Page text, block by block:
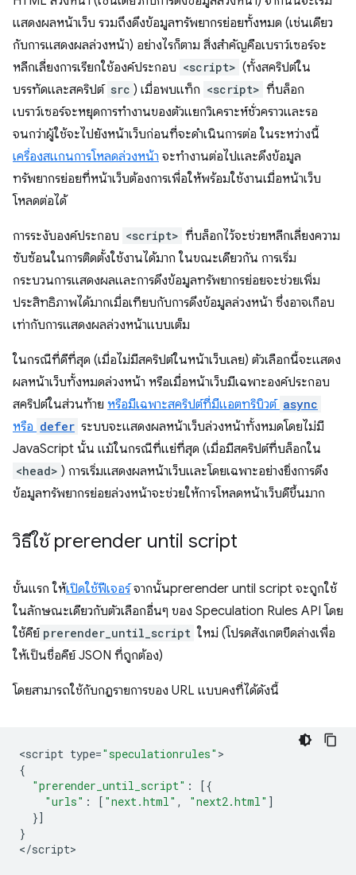
แสดงผลหน้าเว็บ รวมถึงดึงข้อมูลทรัพยากรย่อยทั้งหมด (เช่นเดียว
กับการแสดงผลล่วงหน้า) อย่างไรก็ตาม สิ่งสำคัญคือเบราว์เซอร์จะ
หลีกเลี่ยงการเรียกใช้องค์ประกอบ <script> (ทั้งสคริปต์ใน
บรรทัดและสคริปต์ src ) เมื่อพบแท็ก <script> ที่บล็อก
เบราว์เซอร์จะหยุดการทำงานของตัวแยกวิเคราะห์ชั่วคราวและรอ
จนกว่าผู้ใช้จะไปยังหน้าเว็บก่อนที่จะดำเนินการต่อ ในระหว่างนี้
เครื่องสแกนการโหลดล่วงหน้า จะทำงานต่อไปและดึงข้อมูล
ทรัพยากรย่อยที่หน้าเว็บต้องการเพื่อให้พร้อมใช้งานเมื่อหน้าเว็บ
โหลดต่อได้
การระงับองค์ประกอบ <script> ที่บล็อกไว้จะช่วยหลีกเลี่ยงความ
ซับซ้อนในการติดตั้งใช้งานได้มาก ในขณะเดียวกัน การเริ่ม
กระบวนการแสดงผลและการดึงข้อมูลทรัพยากรย่อยจะช่วยเพิ่ม
ประสิทธิภาพได้มากเมื่อเทียบกับการดึงข้อมูลล่วงหน้า ซึ่งอาจเกือบ
เท่ากับการแสดงผลล่วงหน้าแบบเต็ม
ในกรณีที่ดีที่สุด (เมื่อไม่มีสคริปต์ในหน้าเว็บเลย) ตัวเลือกนี้จะแสดง
ผลหน้าเว็บทั้งหมดล่วงหน้า หรือเมื่อหน้าเว็บมีเฉพาะองค์ประกอบ
สคริปต์ในส่วนท้าย หรือมีเฉพาะสคริปต์ที่มีแอตทริบิวต์ async
หรือ defer ระบบจะแสดงผลหน้าเว็บล่วงหน้าทั้งหมดโดยไม่มี
JavaScript นั้น แม้ในกรณีที่แย่ที่สุด (เมื่อมีสคริปต์ที่บล็อกใน
<head> ) การเริ่มแสดงผลหน้าเว็บและโดยเฉพาะอย่างยิ่งการดึง
ข้อมูลทรัพยากรย่อยล่วงหน้าจะช่วยให้การโหลดหน้าเว็บดีขึ้นมาก
วิธีใช้prerender until script
ขั้นแรก ให้เปิดใช้ฟีเจอร์จากนั้นprerender until script จะถูกใช้
ในลักษณะเดียวกับตัวเลือกอื่นๆ ของ Speculation Rules API โดย
ใช้คีย์ prerender_until_script ใหม่ (โปรดสังเกตขีดล่างเพื่อ
ให้เป็นชื่อคีย์ JSON ที่ถูกต้อง)
โดยสามารถใช้กับกฎรายการของ URL แบบคงที่ได้ดังนี้
<script type="speculationrules"
{
"prerender_until_script" :
[{
"urls" : [ "next.html" , "next2.html" ]
}]
}
</script